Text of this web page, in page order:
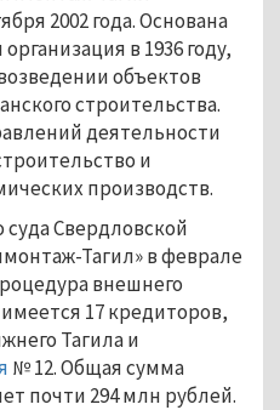
2002 года. Основана
в 1936 году,
объектов
строительства.
деятельности
и
производств.
Свердловской
Тагил» в феврале
внешнего
17 кредиторов,
Тагила и
№ 12. Общая сумма
почти 294 млн рублей.